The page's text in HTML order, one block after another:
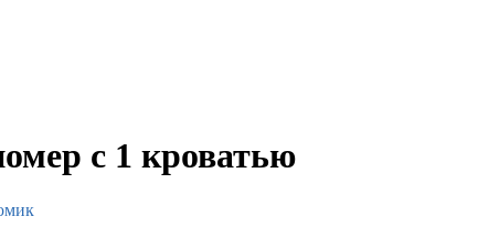
с 1 кроватью